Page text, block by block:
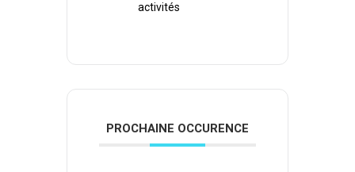
activités
PROCHAINE OCCURENCE